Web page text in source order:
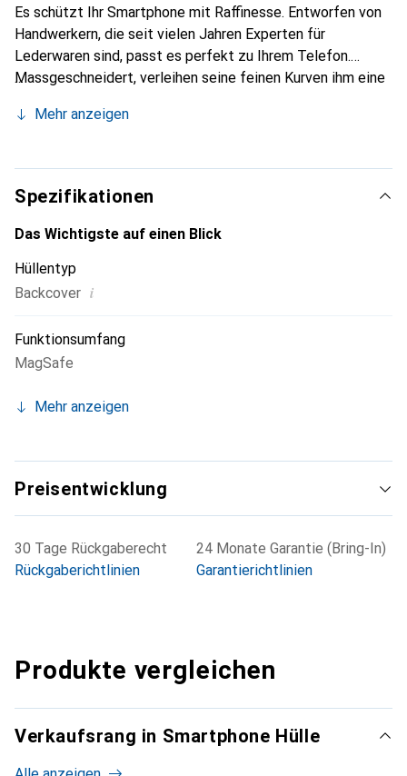
Es schützt Ihr Smartphone mit Raffinesse. Entworfen von
Handwerkern, die seit vielen Jahren Experten für
Lederwaren sind, passt es perfekt zu Ihrem Telefon.
Massgeschneidert, verleihen seine feinen Kurven ihm eine
Accessoire Ihres Smartphones. International anerkannt für
sichere Wahl für eine anspruchsvolle Kundschaft.
Mehr anzeigen
Spezifikationen
Das Wichtigste auf einen Blick
Hüllentyp
Backcover i
Funktionsumfang
MagSafe
Mehr anzeigen
Preisentwicklung
30 Tage Rückgaberecht
Rückgaberichtlinien
24 Monate Garantie (Bring-In)
Garantierichtlinien
Produkte vergleichen
Verkaufsrang in Smartphone Hülle